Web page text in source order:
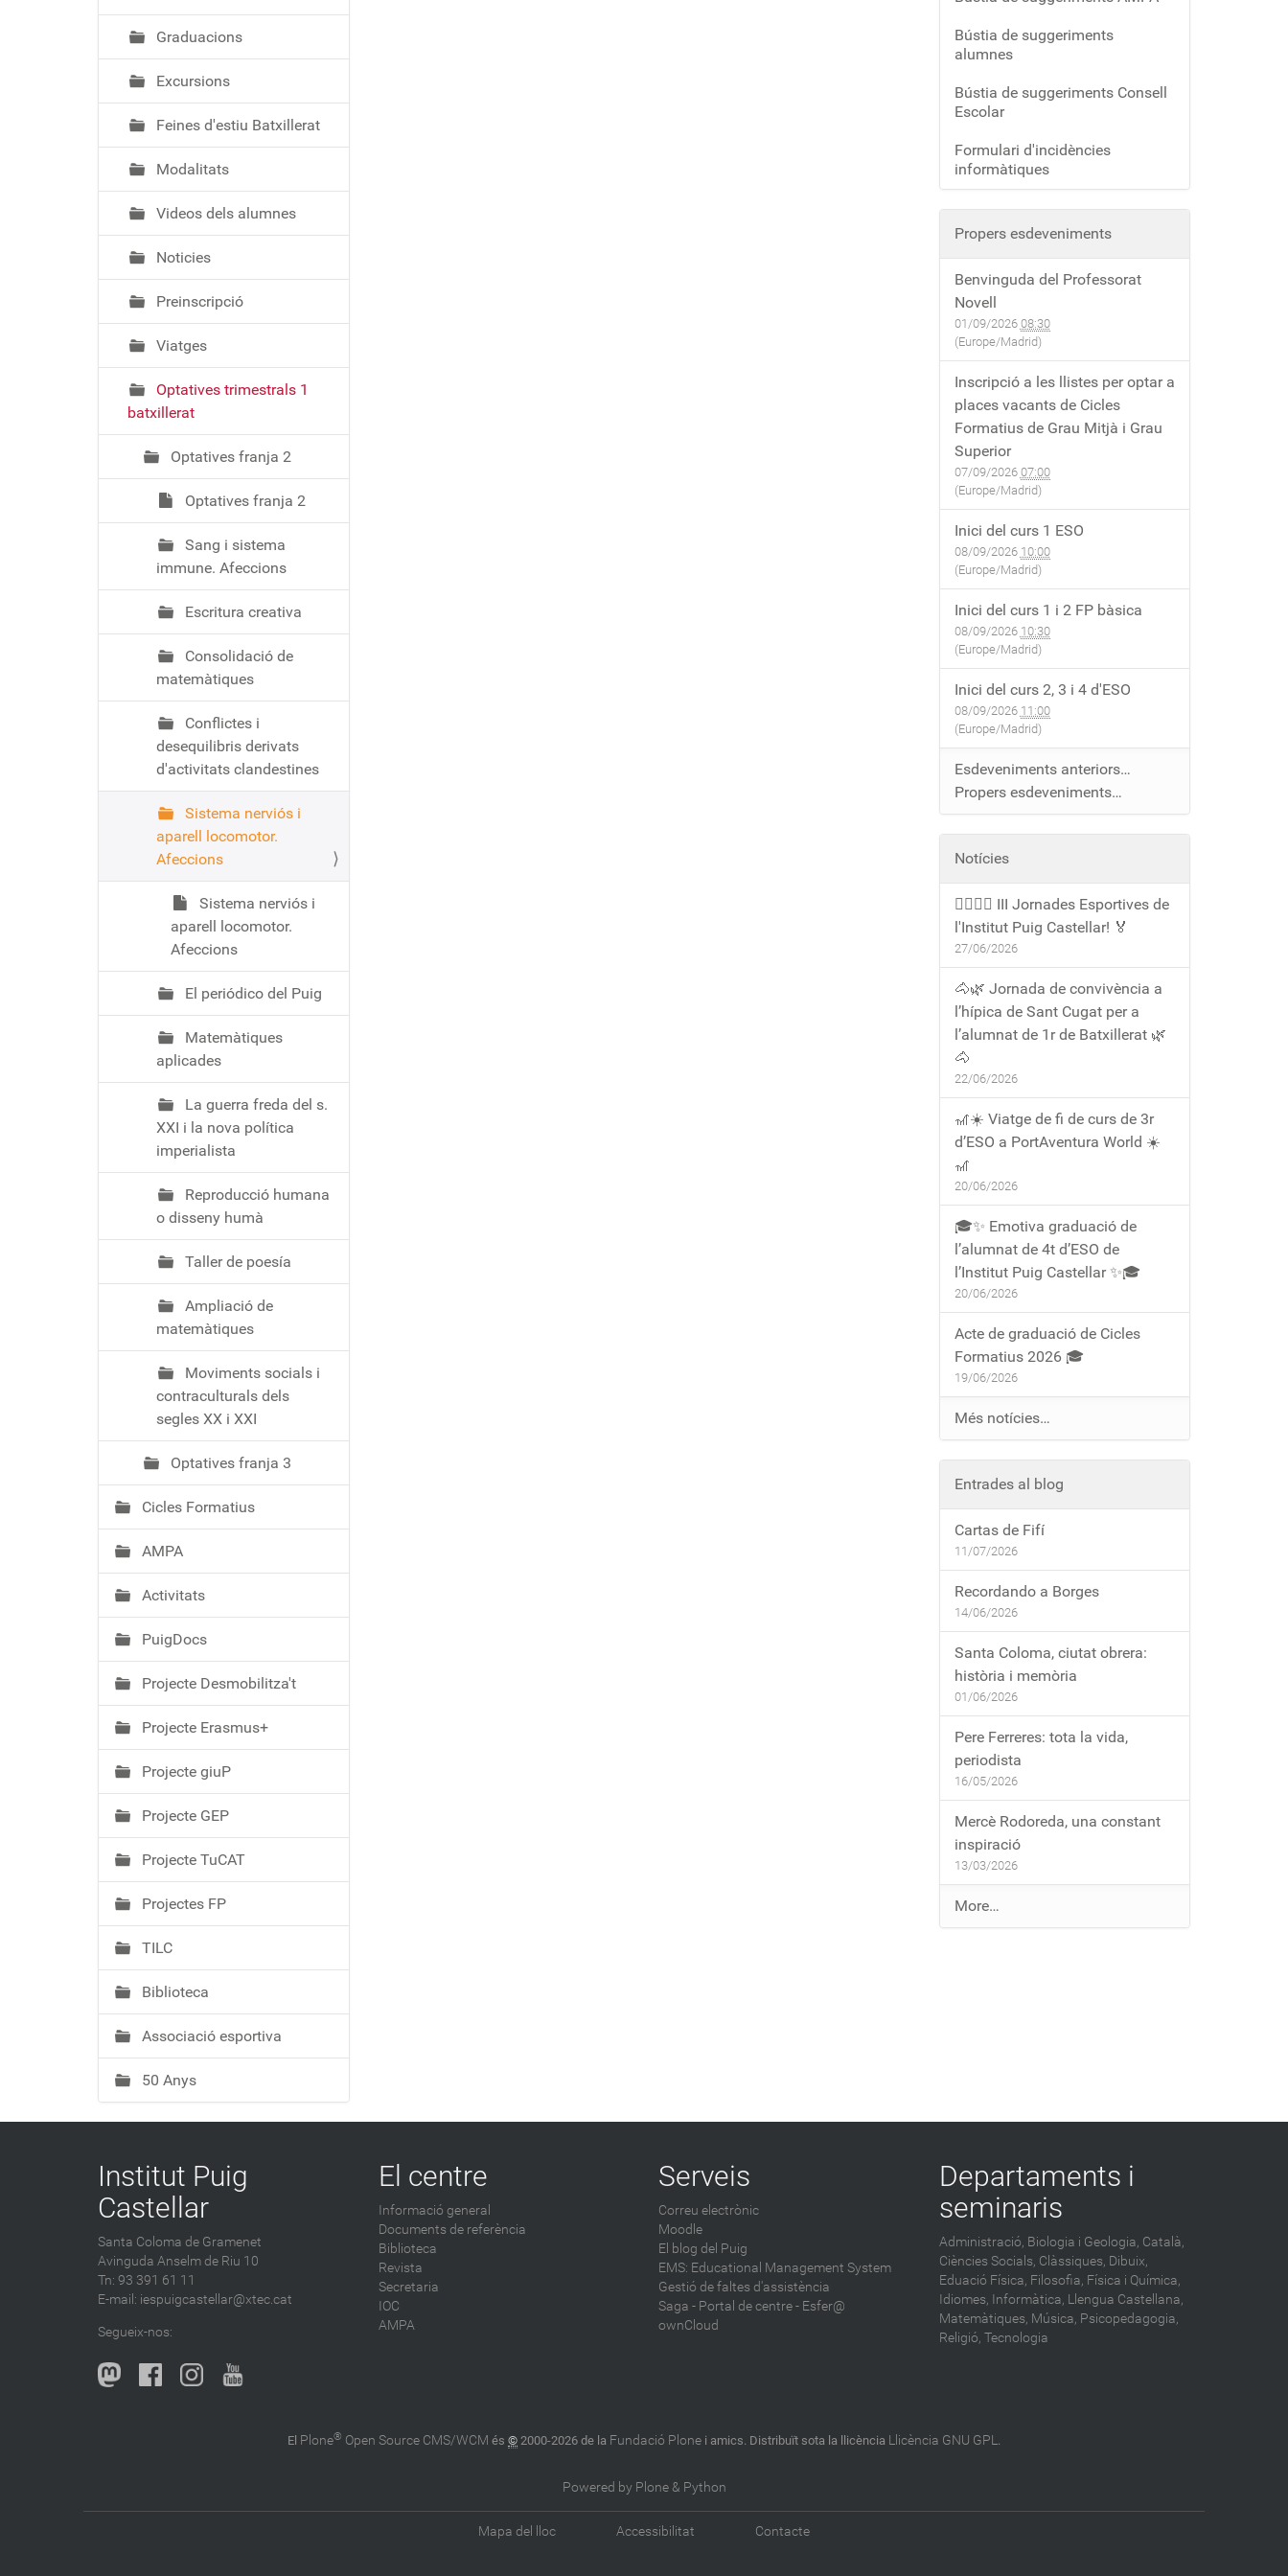
Graduacions
Excursions
Feines d'estiu Batxillerat
Modalitats
Videos dels alumnes
Noticies
Preinscripció
Viatges
Optatives trimestrals 1
batxillerat
Optatives franja 2
Optatives franja 2
Sang i sistema
immune. Afeccions
Escritura creativa
Consolidació de
matemàtiques
Conflictes i
desequilibris derivats
d'activitats clandestines
Sistema nerviós i
aparell locomotor.
Afeccions
Sistema nerviós i
aparell locomotor.
Afeccions
El periódico del Puig
Matemàtiques
aplicades
La guerra freda del s.
XXI i la nova política
imperialista
Reproducció humana
o disseny humà
Taller de poesía
Ampliació de
matemàtiques
Moviments socials i
contraculturals dels
segles XX i XXI
Optatives franja 3
Cicles Formatius
AMPA
Activitats
PuigDocs
Projecte Desmobilitza't
Projecte Erasmus+
Projecte giuP
Projecte GEP
Projecte TuCAT
Projectes FP
TILC
Biblioteca
Associació esportiva
50 Anys
Bústia de suggeriments
alumnes
Bústia de suggeriments Consell
Escolar
Formulari d'incidències
informàtiques
Propers esdeveniments
Benvinguda del Professorat
Novell
01/09/2026 08:30
(Europe/Madrid)
Inscripció a les llistes per optar a
places vacants de Cicles
Formatius de Grau Mitjà i Grau
Superior
07/09/2026 07:00
(Europe/Madrid)
Inici del curs 1 ESO
08/09/2026 10:00
(Europe/Madrid)
Inici del curs 1 i 2 FP bàsica
08/09/2026 10:30
(Europe/Madrid)
Inici del curs 2, 3 i 4 d'ESO
08/09/2026 11:00
(Europe/Madrid)
Esdeveniments anteriors…
Propers esdeveniments…
Notícies
🏃‍♀️🏃‍♂️ III Jornades Esportives de
l'Institut Puig Castellar! 🏅
27/06/2026
🐴🌿 Jornada de convivència a
l’hípica de Sant Cugat per a
l’alumnat de 1r de Batxillerat 🌿
🐴
22/06/2026
🎢☀️ Viatge de fi de curs de 3r
d’ESO a PortAventura World ☀️
🎢
20/06/2026
🎓✨ Emotiva graduació de
l’alumnat de 4t d’ESO de
l’Institut Puig Castellar ✨🎓
20/06/2026
Acte de graduació de Cicles
Formatius 2026 🎓
19/06/2026
Més notícies…
Entrades al blog
Cartas de Fifí
11/07/2026
Recordando a Borges
14/06/2026
Santa Coloma, ciutat obrera:
història i memòria
01/06/2026
Pere Ferreres: tota la vida,
periodista
16/05/2026
Mercè Rodoreda, una constant
inspiració
13/03/2026
E
n
o
g
More…
Institut Puig
Castellar
Santa Coloma de Gramenet
Avinguda Anselm de Riu 10
Tn: 93 391 61 11
E-mail: iespuigcastellar@xtec.cat
Segueix-nos:
El centre
Informació general
Documents de referència
Biblioteca
Revista
Secretaria
IOC
AMPA
Serveis
Correu electrònic
Moodle
El blog del Puig
EMS: Educational Management System
Gestió de faltes d'assistència
Saga - Portal de centre - Esfer@
ownCloud
Departaments i
seminaris
Administració, Biologia i Geologia, Català,
Ciències Socials, Clàssiques, Dibuix,
Eduació Física, Filosofia, Física i Química,
Idiomes, Informàtica, Llengua Castellana,
Matemàtiques, Música, Psicopedagogia,
Religió, Tecnologia
El Plone® Open Source CMS/WCM és © 2000-2026 de la Fundació Plone i amics. Distribuït sota la llicència Llicència GNU GPL.
Powered by Plone & Python
Mapa del lloc Accessibilitat Contacte